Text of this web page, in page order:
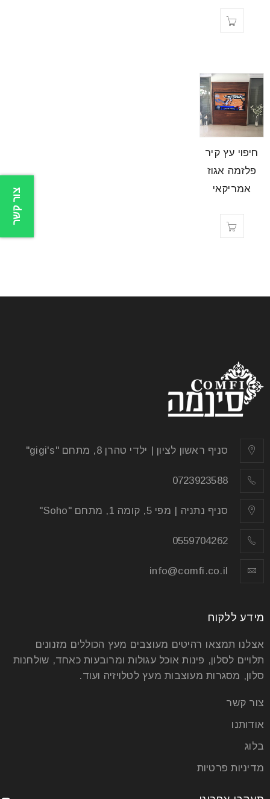
חיפוי עץ קיר
פלזמה אגוז
אמריקאי
סניף ראשון לציון | ילדי טהרן 8, מתחם "gigi's"
0723923588
סניף נתניה | מפי 5, קומה 1, מתחם "Soho"
0559704262
info@comfi.co.il
מידע ללקוח
אצלנו תמצאו רהיטים מעוצבים מעץ הכוללים מזנונים
תלויים לסלון, פינות אוכל עגולות ומרובעות כאחד, שולחנות
סלון, מסגרות מעוצבות מעץ לטלויזיה ועוד.
צור קשר
אודותנו
בלוג
מדיניות פרטיות
צור קשר